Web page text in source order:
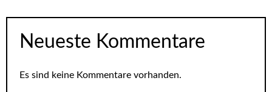
Neueste Kommentare
Es sind keine Kommentare vorhanden.